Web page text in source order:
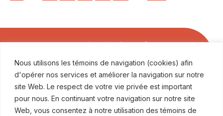
Nous utilisons les témoins de navigation (cookies) afin
d'opérer nos services et améliorer la navigation sur notre
site Web. Le respect de votre vie privée est important
pour nous. En continuant votre navigation sur notre site
Web, vous consentez à notre utilisation des témoins de
Soyez les premiers informés
ABONNEZ-VOUS À NOS COMMUNICATIONS